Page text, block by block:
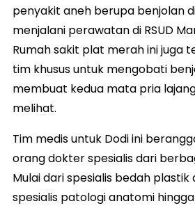
penyakit aneh berupa benjolan
menjalani perawatan di RSUD
Rumah sakit plat merah ini juga
tim khusus untuk mengobati
membuat kedua mata pria
melihat.
Tim medis untuk Dodi ini
orang dokter spesialis dari
Mulai dari spesialis bedah plastik
spesialis patologi anatomi